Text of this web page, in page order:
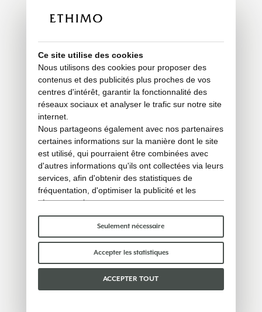
Ce site utilise des cookies
Nous utilisons des cookies pour proposer des
contenus et des publicités plus proches de vos
centres d'intérêt, garantir la fonctionnalité des
réseaux sociaux et analyser le trafic sur notre site
internet.
Nous partageons également avec nos partenaires
certaines informations sur la manière dont le site
est utilisé, qui pourraient être combinées avec
d'autres informations qu'ils ont collectées via leurs
services, afin d'obtenir des statistiques de
fréquentation, d'optimiser la publicité et les
réseaux sociaux.
Certains cookies « techniques » sont
indispensables au bon fonctionnement du site et
ne traitent ni ne partagent aucune donnée
personnelle avec des tiers. Pour en savoir plus,
vous pouvez consulter notrepolitique en matière
Veuillez choisir les cookies que vous acceptez :
Seulement nécessaire
Accepter les statistiques
ACCEPTER TOUT